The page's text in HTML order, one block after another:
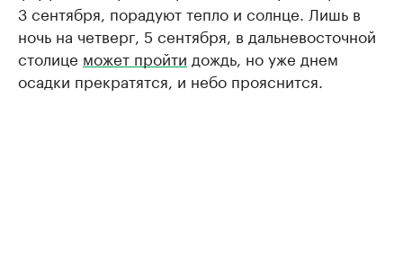
3 сентября, порадуют тепло и солнце. Лишь в
ночь на четверг, 5 сентября, в дальневосточной
столице может пройти дождь, но уже днем
осадки прекратятся, и небо прояснится.